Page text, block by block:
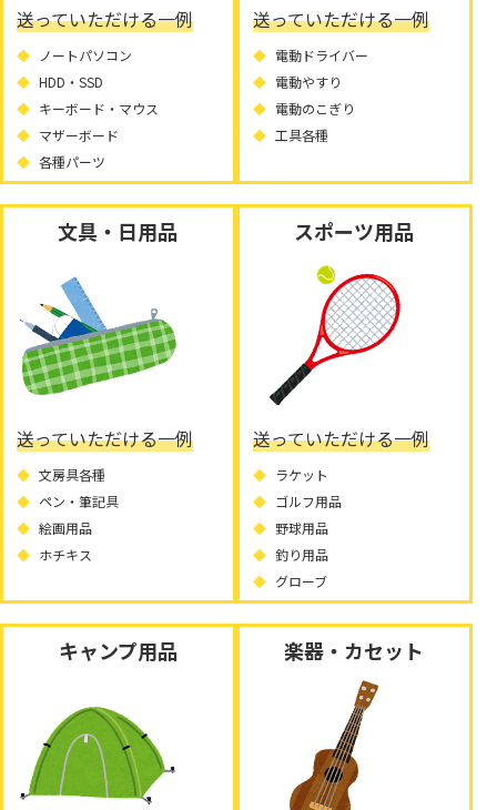
送っていただける一例
ノートパソコン
HDD・SSD
キーボード・マウス
マザーボード
各種パーツ
送っていただける一例
電動ドライバー
電動やすり
電動のこぎり
工具各種
文具・日用品
送っていただける一例
文房具各種
ペン・筆記具
絵画用品
ホチキス
スポーツ用品
送っていただける一例
ラケット
ゴルフ用品
野球用品
釣り用品
グローブ
キャンプ用品 楽器・カセット